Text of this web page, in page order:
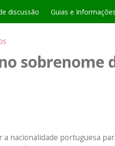
discussão Guias e
sobrenome
nacionalidade portuguesa